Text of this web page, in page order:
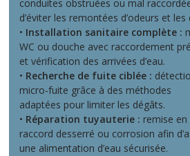
conduites obstruées ou mal
d’éviter les remontées d’odeurs et
• Installation sanitaire complète :
WC ou douche avec raccordement
et vérification des arrivées d’eau.
• Recherche de fuite ciblée :
micro-fuite grâce à des méthodes
adaptées pour limiter les dégâts.
• Réparation tuyauterie : remise en
raccord desserré ou corrosion afin
une alimentation d’eau sécurisée.